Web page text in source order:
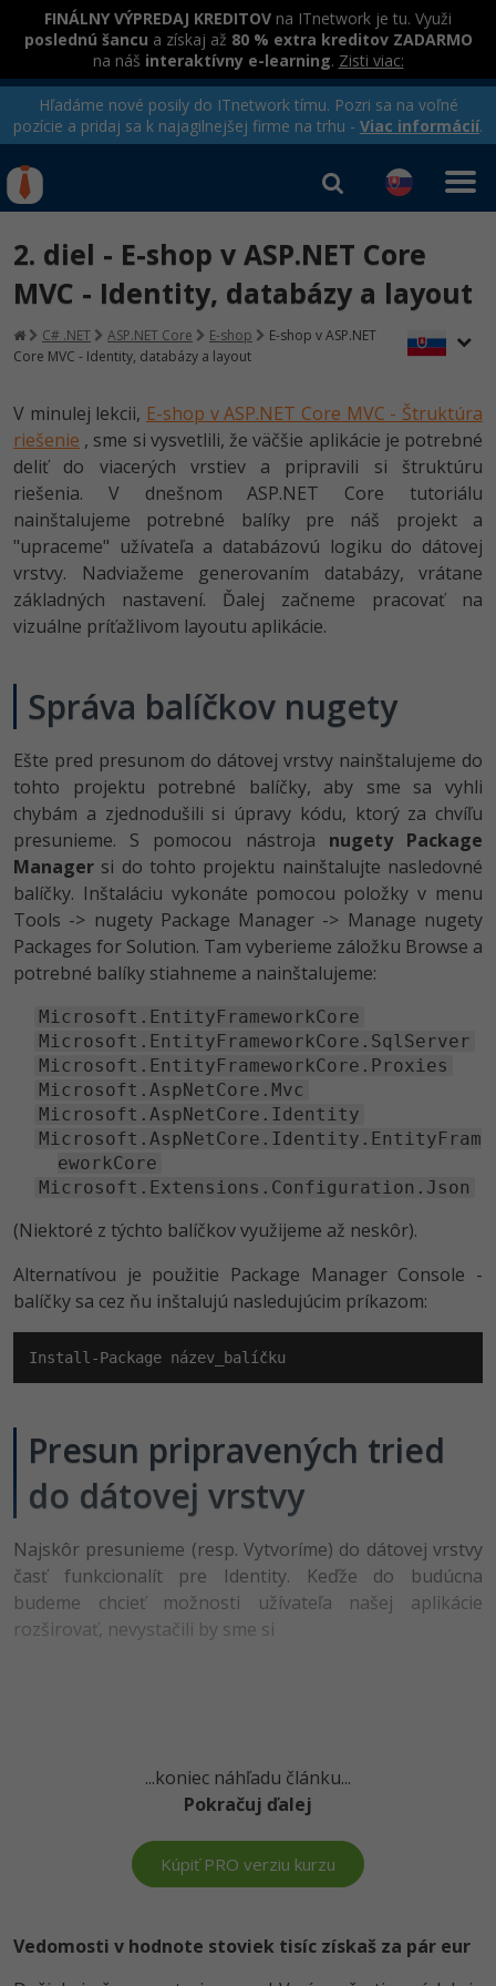
FINÁLNY VÝPREDAJ KREDITOV na ITnetwork je tu. Využi
poslednú šancu a získaj až 80 % extra kreditov ZADARMO
na náš interaktívny e-learning. Zisti viac:
Hľadáme nové posily do ITnetwork tímu. Pozri sa na voľné
pozície a pridaj sa k najagilnejšej firme na trhu - Viac informácií.
Rekvalifikačné kurzy
hradené úradom práce
Kurzy programovania
Ako začať?
Java -80%
C# .NET -80%
Python -80%
JavaScript -80%
PHP -80%
-80%
Kotlin
Céčko
VB.NET
SQL
-80%
Algoritmy -41%
Umelá inteligencia -10%
Pre deti
Kurzy e-commerce
Testovanie softvéru
WordPress
-30%
UX
Business
Google Dokumenty
Fórum
Linux a UNIX
Photoshop -80%
Adobe Illustrator -80%
Adobe Lightroom -30%
Adobe XD -15%
Blender -80%
Fotografovanie -80%
Video
Blog
Médiá
Kariéra
Prihlásiť sa Registrovať
2. diel - E-shop v ASP.NET Core
MVC - Identity, databázy a layout
C# .NET ASP.NET Core E-shop
E-shop v ASP.NET
Core MVC - Identity, databázy a layout
V minulej lekcii, E-shop v ASP.NET Core MVC - Štruktúra
riešenie , sme si vysvetlili, že väčšie aplikácie je potrebné
deliť do viacerých vrstiev a pripravili si štruktúru
riešenia. V dnešnom ASP.NET Core tutoriálu
nainštalujeme potrebné balíky pre náš projekt a
"upraceme" užívateľa a databázovú logiku do dátovej
vrstvy. Nadviažeme generovaním databázy, vrátane
základných nastavení. Ďalej začneme pracovať na
vizuálne príťažlivom layoutu aplikácie.
Správa balíčkov nugety
Ešte pred presunom do dátovej vrstvy nainštalujeme do
tohto projektu potrebné balíčky, aby sme sa vyhli
chybám a zjednodušili si úpravy kódu, ktorý za chvíľu
presunieme. S pomocou nástroja nugety Package
Manager si do tohto projektu nainštalujte nasledovné
balíčky. Inštaláciu vykonáte pomocou položky v menu
Tools -> nugety Package Manager -> Manage nugety
Packages for Solution. Tam vyberieme záložku Browse a
potrebné balíky stiahneme a nainštalujeme:
Microsoft.EntityFrameworkCore
Microsoft.EntityFrameworkCore.SqlServer
Microsoft.EntityFrameworkCore.Proxies
Microsoft.AspNetCore.Mvc
Microsoft.AspNetCore.Identity
Microsoft.AspNetCore.Identity.EntityFram
eworkCore
Microsoft.Extensions.Configuration.Json
(Niektoré z týchto balíčkov využijeme až neskôr).
Alternatívou je použitie Package Manager Console -
balíčky sa cez ňu inštalujú nasledujúcim príkazom:
Install-Package název_balíčku
Presun pripravených tried
do dátovej vrstvy
Najskôr presunieme (resp. Vytvoríme) do dátovej vrstvy
časť funkcionalít pre Identity. Keďže do budúcna
budeme chcieť možnosti užívateľa našej aplikácie
rozširovať, nevystačili by sme si
...koniec náhľadu článku...
Pokračuj ďalej
Kúpiť PRO verziu kurzu
Vedomosti v hodnote stoviek tisíc získaš za pár eur